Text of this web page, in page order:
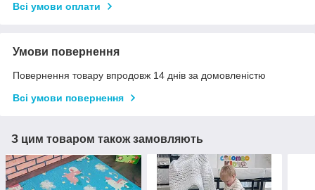
Всі умови оплати
Умови повернення
Повернення товару впродовж 14 днів за домовленістю
Всі умови повернення
З цим товаром також замовляють